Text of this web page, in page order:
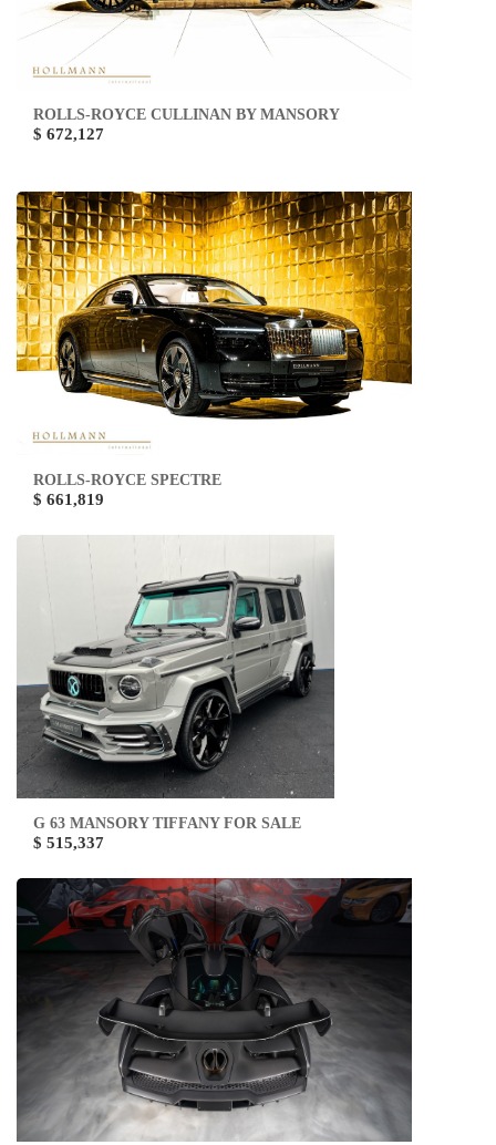
ROLLS-ROYCE CULLINAN BY MANSORY
$ 672,127
ROLLS-ROYCE SPECTRE
$ 661,819
G 63 MANSORY TIFFANY FOR SALE
$ 515,337